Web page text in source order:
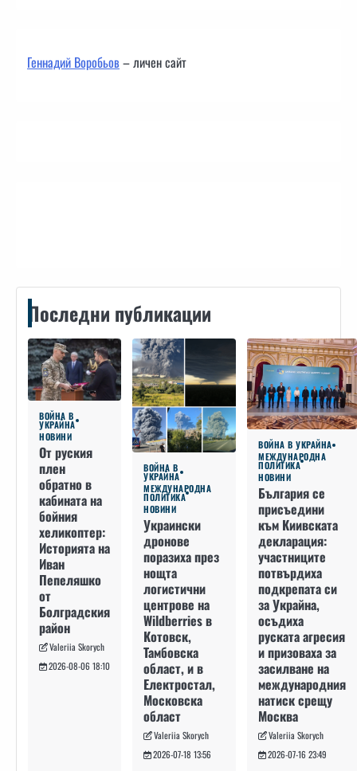
Геннадий Воробьов– личен сайт
Последни публикации
ВОЙНА В
УКРАЙНА
НОВИНИ
От руския
плен
обратно в
кабината на
бойния
хеликоптер:
Историята на
Иван
Пепеляшко
от
Болградския
район
Valeriia Skorych
2026-08-06 18:10
ВОЙНА В
УКРАЙНА
МЕЖДУНАРОДНА
ПОЛИТИКА
НОВИНИ
Украински
дронове
поразиха през
нощта
логистични
центрове на
Wildberries в
Котовск,
Тамбовска
област, и в
Електростал,
Московска
област
Valeriia Skorych
2026-07-18 13:56
ВОЙНА В УКРАЙНА
МЕЖДУНАРОДНА
ПОЛИТИКА
НОВИНИ
България се
присъедини
към Киивската
декларация:
участниците
потвърдиха
подкрепата си
за Украйна,
осъдиха
руската агресия
и призоваха за
засилване на
международния
натиск срещу
Москва
Valeriia Skorych
2026-07-16 23:49